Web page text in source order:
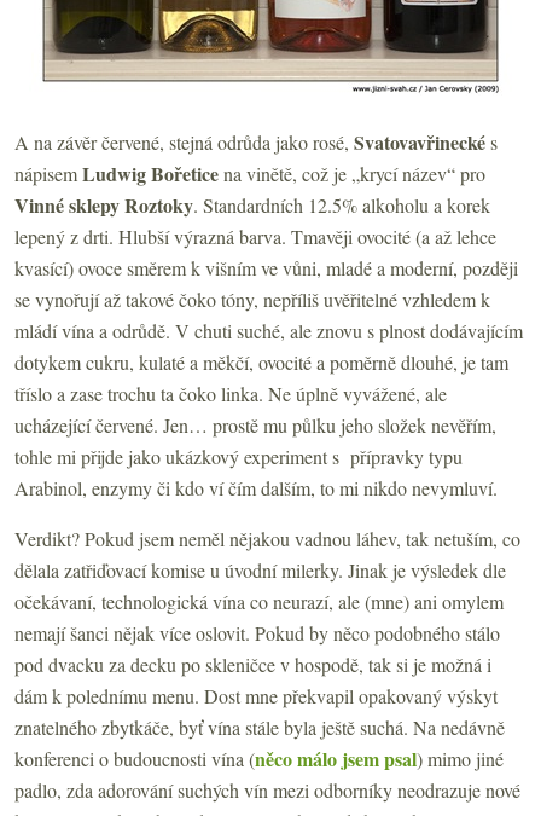
A na závěr červené, stejná odrůda jako rosé, Svatovavřineckés
nápisemLudwig Bořeticena vinětě, což je „krycí název“ pro
Vinné sklepy Roztoky. Standardních 12.5% alkoholu a korek
lepený z drti. Hlubší výrazná barva. Tmavěji ovocité (a až lehce
kvasící) ovoce směrem k višním ve vůni, mladé a moderní, později
se vynořují až takové čoko tóny, nepříliš uvěřitelné vzhledem k
mládí vína a odrůdě. V chuti suché, ale znovu s plnost dodávajícím
dotykem cukru, kulaté a měkčí, ovocité a poměrně dlouhé, je tam
tříslo a zase trochu ta čoko linka. Ne úplně vyvážené, ale
ucházející červené. Jen… prostě mu půlku jeho složek nevěřím,
tohle mi přijde jako ukázkový experiment s přípravky typu
Arabinol, enzymy či kdo ví čím dalším, to mi nikdo nevymluví.
Verdikt? Pokud jsem neměl nějakou vadnou láhev, tak netuším, co
dělala zatřiďovací komise u úvodní milerky. Jinak je výsledek dle
očekávaní, technologická vína co neurazí, ale (mne) ani omylem
nemají šanci nějak více oslovit. Pokud by něco podobného stálo
pod dvacku za decku po skleničce v hospodě, tak si je možná i
dám k polednímu menu. Dost mne překvapil opakovaný výskyt
znatelného zbytkáče, byť vína stále byla ještě suchá. Na nedávně
konferenci o budoucnosti vína (něco málo jsem psal) mimo jiné
padlo, zda adorování suchých vín mezi odborníky neodrazuje nové